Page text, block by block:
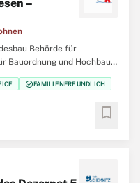
–
Behörde für
Bauordnung und Hochbau,
Startdatum:
Teilzeit (unbefristet)
Bewerbungsfrist:
check_circleFAMILIENFREUNDLICH
bookmark